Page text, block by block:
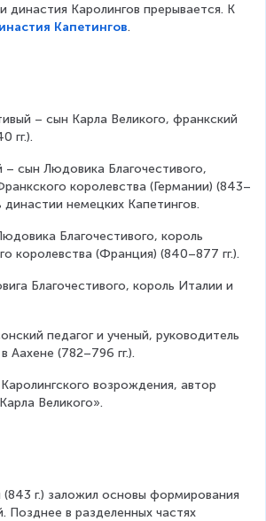
династия Каролингов прерывается. К
Капетингов.
– сын Карла Великого, франкский
гг.).
сын Людовика Благочестивого,
королевства (Германии) (843–
династии немецких Капетингов.
Благочестивого, король
королевства (Франция) (840–877 гг.).
Благочестивого, король Италии и
педагог и ученый, руководитель
Аахене (782–796 гг.).
возрождения, автор
Великого».
(843 г.) заложил основы формирования
Позднее в разделенных частях